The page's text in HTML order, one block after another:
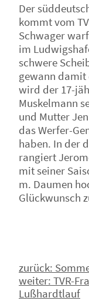
Der
kommt vom
Schwager
im
schwere
gewann damit
wird der 17-
Muskelmann
und Mutter
das Werfer-
haben. In der
rangiert
mit seiner
m. Daumen
Glückwunsch
zurück:
weiter: TVR-
Lußhardtlauf